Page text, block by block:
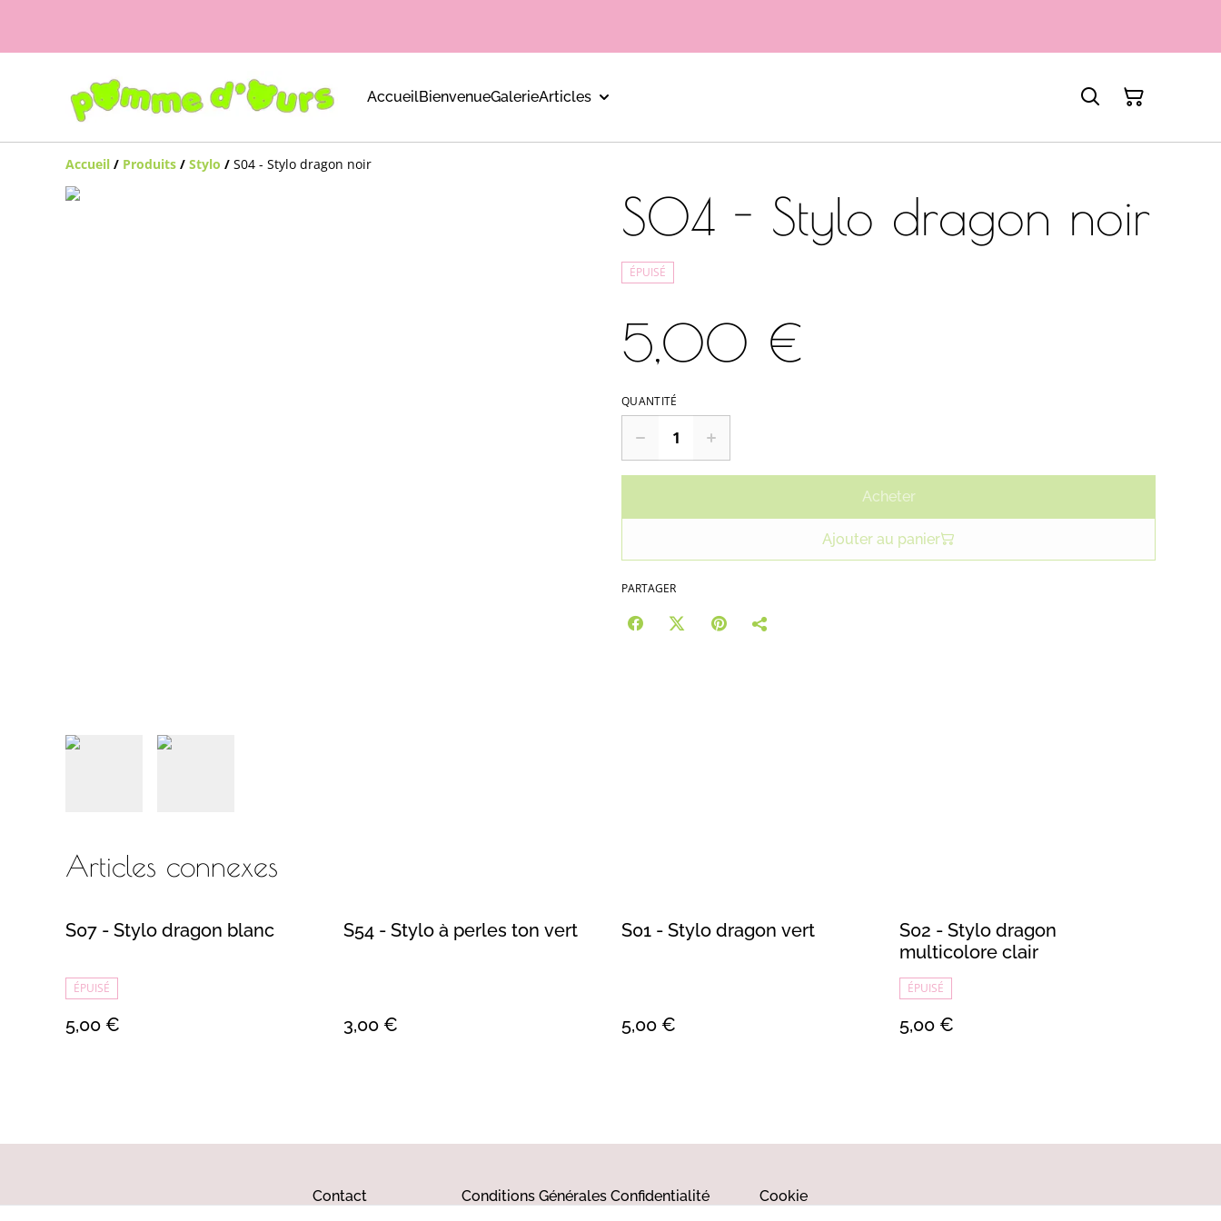
AccueilBienvenueGalerieArticles
Accueil / Produits / Stylo / S04 - Stylo dragon noir
S04 - Stylo dragon noir
ÉPUISÉ
5,00 €
QUANTITÉ
Acheter
Ajouter au panier
PARTAGER
Articles connexes
S07 - Stylo dragon blanc
ÉPUISÉ
5,00 €
S54 - Stylo à perles ton vert
3,00 €
S01 - Stylo dragon vert
5,00 €
S02 - Stylo dragon
multicolore clair
ÉPUISÉ
5,00 €
Contact Conditions Générales Confidentialité Cookie